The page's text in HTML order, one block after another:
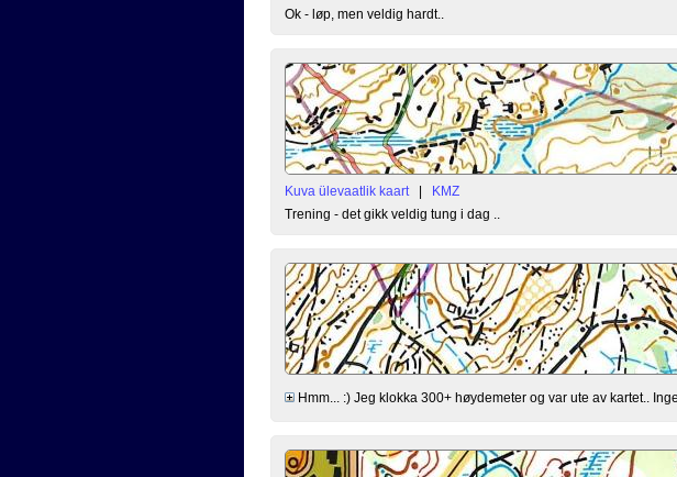
Ok - løp, men veldig hardt..
Kuva ülevaatlik kaart
|
KMZ
Trening - det gikk veldig tung i dag ..
Hmm... :) Jeg klokka 300+ høydemeter og var ute av kartet..